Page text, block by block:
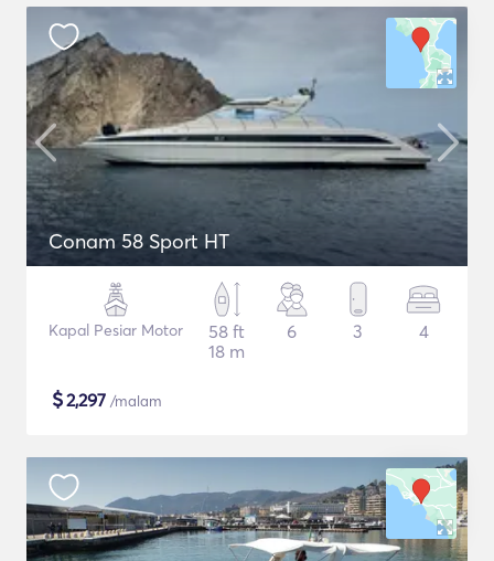
Conam 58 Sport HT
Kapal Pesiar Motor
58 ft
18 m
6 3 4
$2,297 /malam